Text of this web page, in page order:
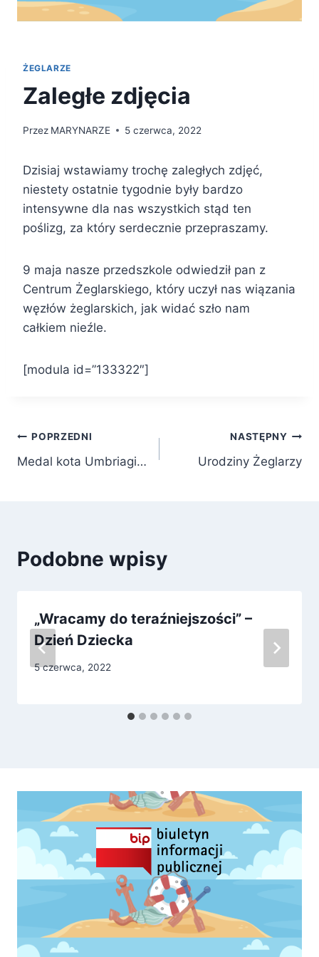
ŻEGLARZE
Zaległe zdjęcia
Przez MARYNARZE 5 czerwca, 2022
Dzisiaj wstawiamy trochę zaległych zdjęć,
niestety ostatnie tygodnie były bardzo
intensywne dla nas wszystkich stąd ten
poślizg, za który serdecznie przepraszamy.
9 maja nasze przedszkole odwiedził pan z
Centrum Żeglarskiego, który uczył nas wiązania
węzłów żeglarskich, jak widać szło nam
całkiem nieźle.
[modula id=”133322″]
Nawigacja
wpisu
POPRZEDNI
Medal kota Umbriagi…
NASTĘPNY
Urodziny Żeglarzy
Podobne wpisy
„Wracamy do teraźniejszości” –
Dzień Dziecka
5 czerwca, 2022